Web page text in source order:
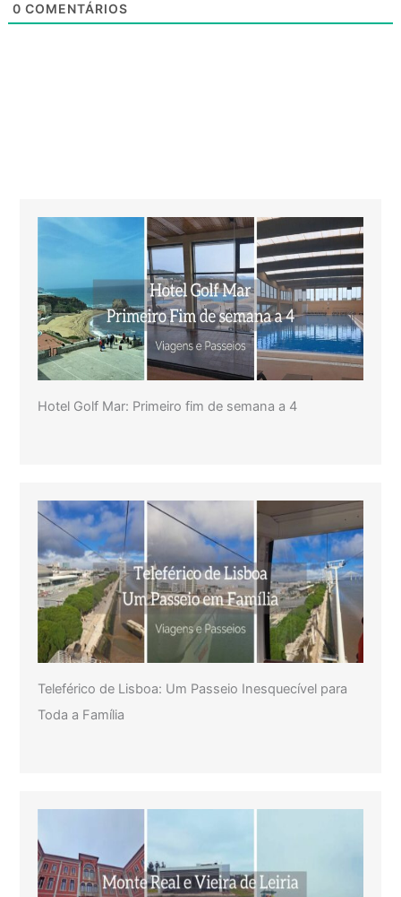
0 COMENTÁRIOS
Hotel Golf Mar: Primeiro fim de semana a 4
Teleférico de Lisboa: Um Passeio Inesquecível para
Toda a Família